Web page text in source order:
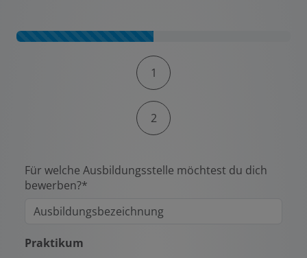
Kontaktformular-Fortschritt
1
2
Für welche Ausbildungsstelle möchtest du dich
bewerben?*
Praktikum